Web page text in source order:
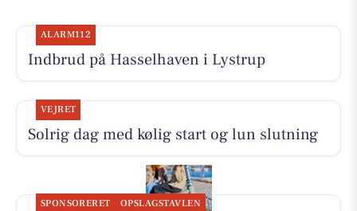
ALARM112
Indbrud på Hasselhaven i Lystrup
VEJRET
Solrig dag med kølig start og lun slutning
SPONSORERET OPSLAGSTAVLEN